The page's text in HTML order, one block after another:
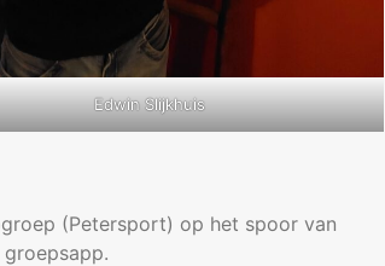
Edwin Slijkhuis
(Petersport) op het spoor van